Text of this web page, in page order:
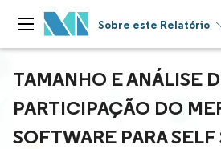
Sobre este Relatório
TAMANHO E ANÁLISE
PARTICIPAÇÃO DO
SOFTWARE PARA